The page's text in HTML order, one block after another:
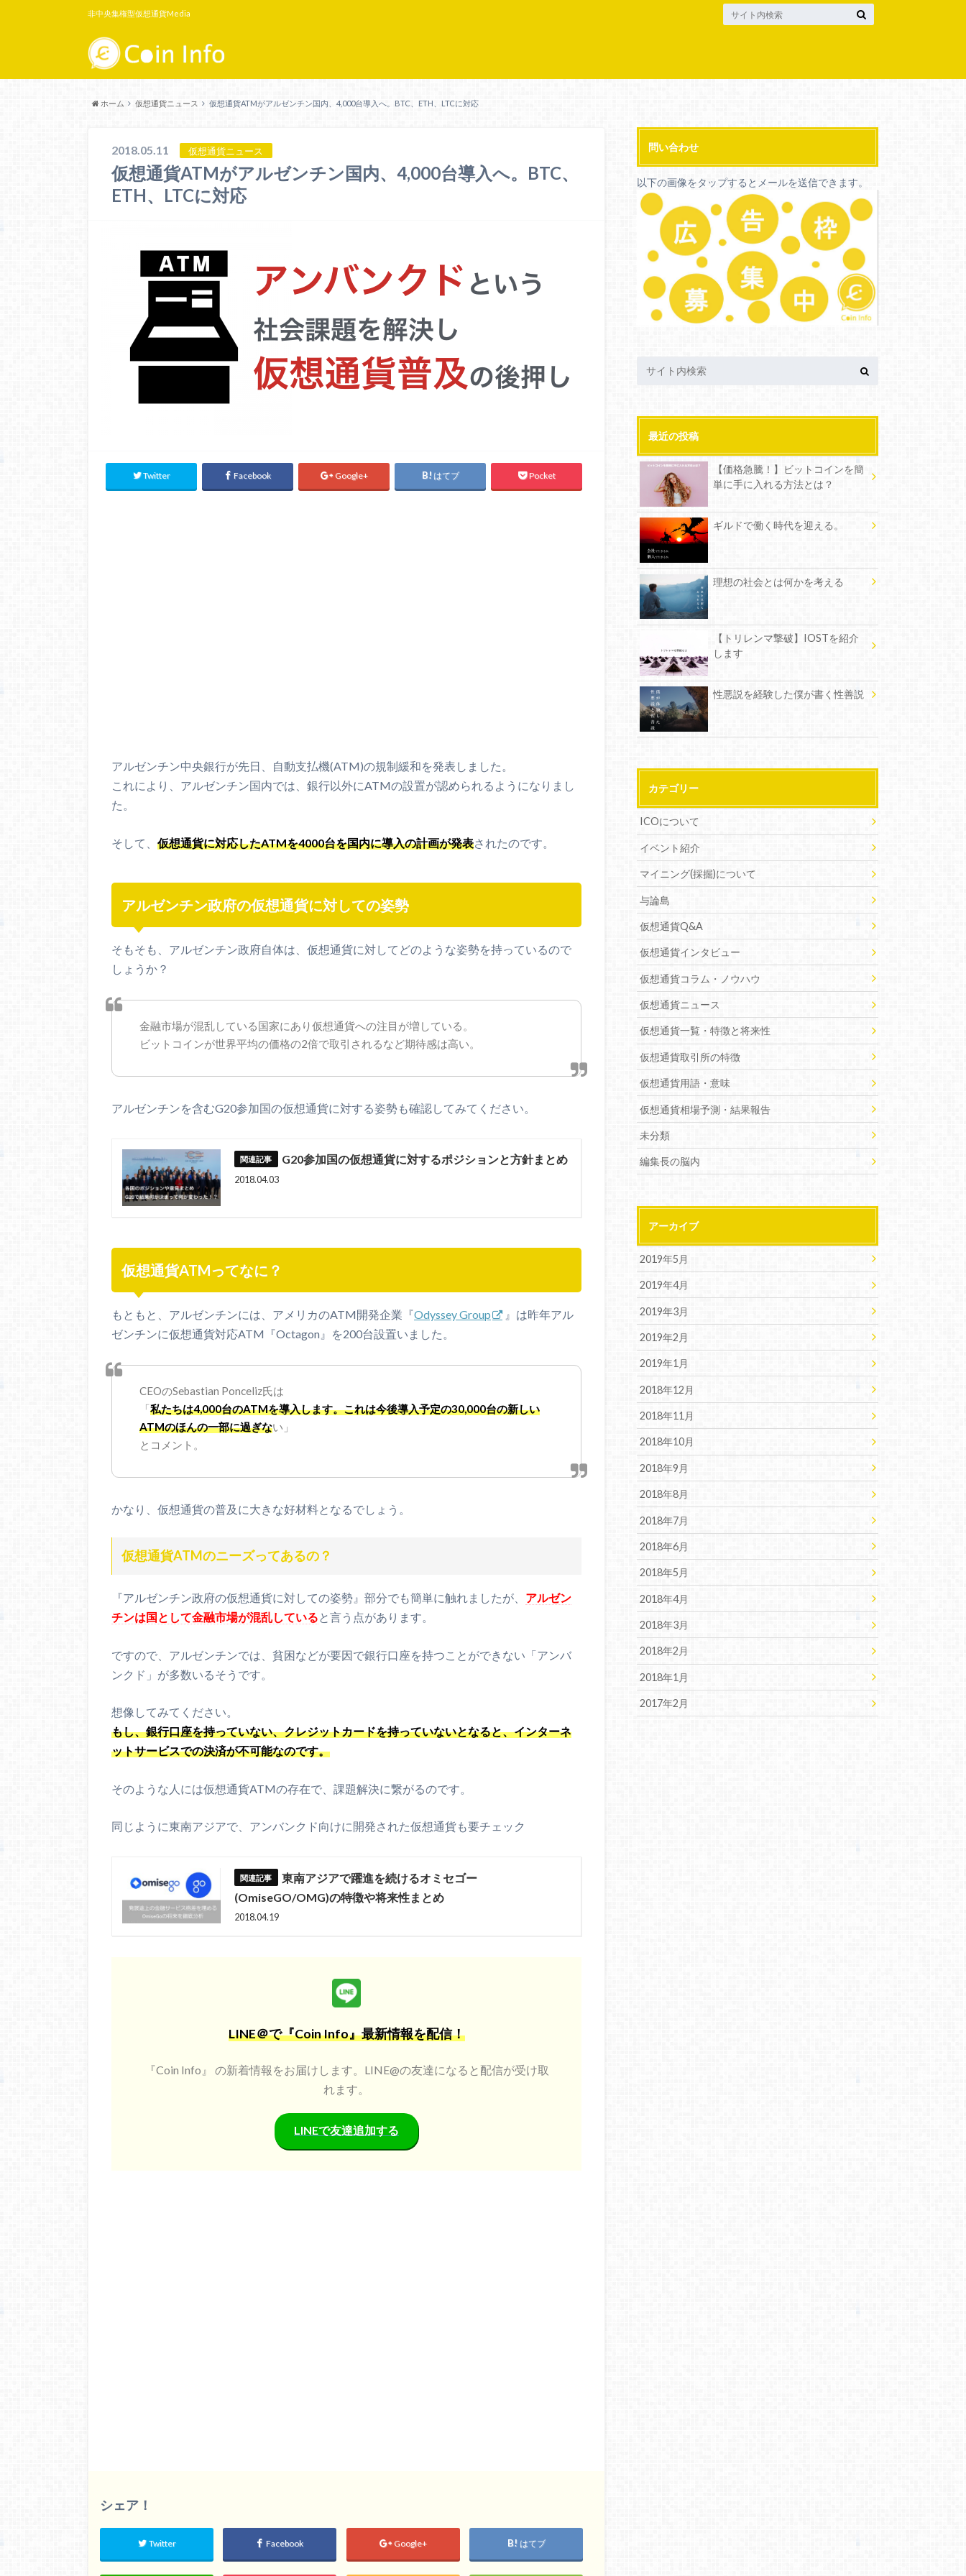
非中央集権型仮想通貨Media
ホーム 仮想通貨ニュース 仮想通貨ATMがアルゼンチン国内、4,000台導入へ。BTC、ETH、LTCに対応
2018.05.11 仮想通貨ニュース
仮想通貨ATMがアルゼンチン国内、4,000台導入へ。BTC、
ETH、LTCに対応
Twitter Facebook Google+ はてブ Pocket
アルゼンチン中央銀行が先日、自動支払機(ATM)の規制緩和を発表しました。
これにより、アルゼンチン国内では、銀行以外にATMの設置が認められるようになりまし
た。
そして、 仮想通貨に対応したATMを4000台を国内に導入の計画が発表されたのです。
アルゼンチン政府の仮想通貨に対しての姿勢
そもそも、アルゼンチン政府自体は、仮想通貨に対してどのような姿勢を持っているので
しょうか？
金融市場が混乱している国家にあり仮想通貨への注目が増している。
ビットコインが世界平均の価格の2倍で取引されるなど期待感は高い。
アルゼンチンを含むG20参加国の仮想通貨に対する姿勢も確認してみてください。
G20参加国の仮想通貨に対するポジションと方針まとめ
2018.04.03
仮想通貨ATMってなに？
もともと、アルゼンチンには、アメリカのATM開発企業『Odyssey Group
』は昨年アル
ゼンチンに仮想通貨対応ATM『Octagon』を200台設置いました。
CEOのSebastian Ponceliz氏は
「私たちは4,000台のATMを導入します。これは今後導入予定の30,000台の新しい
ATMのほんの一部に過ぎない」
とコメント。
かなり、仮想通貨の普及に大きな好材料となるでしょう。
仮想通貨ATMのニーズってあるの？
『アルゼンチン政府の仮想通貨に対しての姿勢』部分でも簡単に触れましたが、 アルゼン
チンは国として金融市場が混乱している と言う点があります。
ですので、アルゼンチンでは、貧困などが要因で銀行口座を持つことができない「アンバ
ンクド」が多数いるそうです。
想像してみてください。
もし、銀行口座を持っていない、クレジットカードを持っていないとなると、インターネ
ットサービスでの決済が不可能なのです。
そのような人には仮想通貨ATMの存在で、課題解決に繋がるのです。
同じように東南アジアで、アンバンクド向けに開発された仮想通貨も要チェック
東南アジアで躍進を続けるオミセゴー
(OmiseGO/OMG)の特徴や将来性まとめ
2018.04.19
LINE＠で『Coin Info』最新情報を配信！
『Coin Info』 の新着情報をお届けします。LINE@の友達になると配信が受け取
れます。
LINEで友達追加する
シェア！
Twitter Facebook Google+ はてブ
問い合わせ
以下の画像をタップするとメールを送信できます。
最近の投稿
【価格急騰！】ビットコインを簡
単に手に入れる方法とは？
ギルドで働く時代を迎える。
理想の社会とは何かを考える
【トリレンマ撃破】IOSTを紹介
します
性悪説を経験した僕が書く性善説
カテゴリー
ICOについて
イベント紹介
マイニング(採掘)について
与論島
仮想通貨Q&A
仮想通貨インタビュー
仮想通貨コラム・ノウハウ
仮想通貨ニュース
仮想通貨一覧・特徴と将来性
仮想通貨取引所の特徴
仮想通貨用語・意味
仮想通貨相場予測・結果報告
未分類
編集長の脳内
アーカイブ
2019年5月
2019年4月
2019年3月
2019年2月
2019年1月
2018年12月
2018年11月
2018年10月
2018年9月
2018年8月
2018年7月
2018年6月
2018年5月
2018年4月
2018年3月
2018年2月
2018年1月
2017年2月